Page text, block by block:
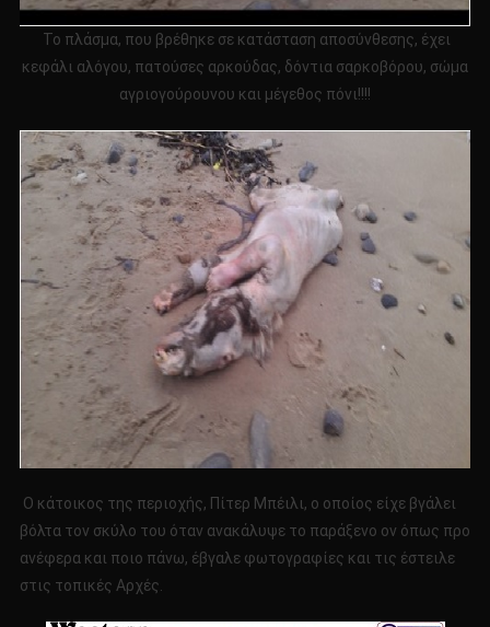
Το πλάσμα, που βρέθηκε σε κατάσταση αποσύνθεσης, έχει
κεφάλι αλόγου, πατούσες αρκούδας, δόντια σαρκοβόρου, σώμα
αγριογούρουνου και μέγεθος πόνι!!!!
Ο κάτοικος της περιοχής, Πίτερ Μπέιλι, ο οποίος είχε βγάλει
βόλτα τον σκύλο του όταν ανακάλυψε το παράξενο ον όπως προ
ανέφερα και ποιο πάνω, έβγαλε φωτογραφίες και τις έστειλε
στις τοπικές Αρχές.